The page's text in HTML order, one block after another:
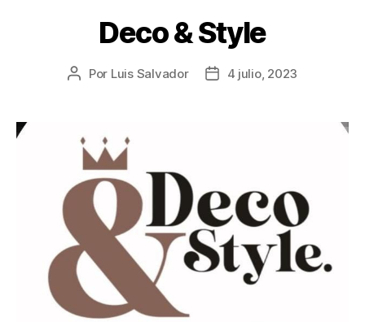
Deco & Style
Por Luis Salvador 4 julio, 2023